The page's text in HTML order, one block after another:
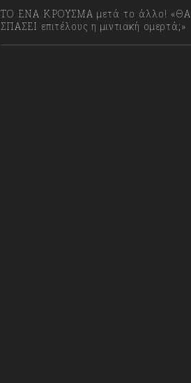
ΤΟ ΕΝΑ ΚΡΟΥΣΜΑ μετά το άλλο! «ΘΑ
ΣΠΑΣΕΙ επιτέλους η μιντιακή ομερτά;»